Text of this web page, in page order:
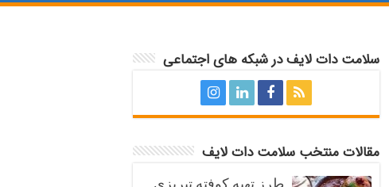
سلامت دات لایف در شبکه های اجتماعی
مقالات منتخب سلامت دات لایف
طرز تهیه کوفته تبریزی